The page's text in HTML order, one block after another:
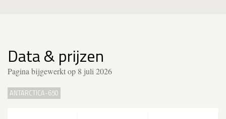
Data & prijzen
Pagina bijgewerkt op 8 juli 2026
ANTARCTICA-650